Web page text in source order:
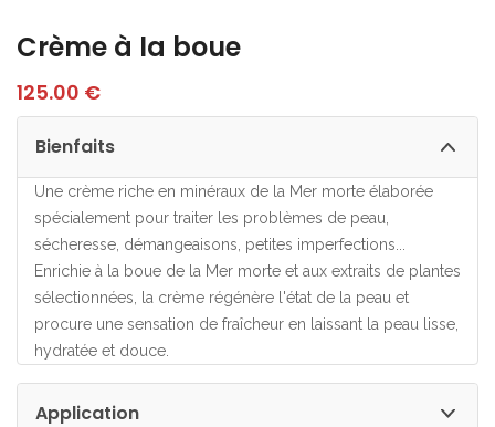
Crème à la boue
125.00 €
Bienfaits
Une crème riche en minéraux de la Mer morte élaborée
spécialement pour traiter les problèmes de peau,
sécheresse, démangeaisons, petites imperfections...
Enrichie à la boue de la Mer morte et aux extraits de plantes
sélectionnées, la crème régénère l'état de la peau et
procure une sensation de fraîcheur en laissant la peau lisse,
hydratée et douce.
Application